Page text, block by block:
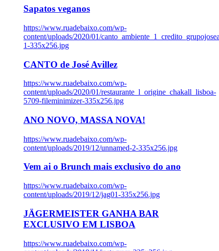
Sapatos veganos
https://www.ruadebaixo.com/wp-
content/uploads/2020/01/
1-335x256.jpg
CANTO de José Avillez
https://www.ruadebaixo.com/wp-
content/uploads/2020/01/restaurante_l_origine_chakall_lisboa-
5709-fileminimizer-335x256.jpg
ANO NOVO, MASSA NOVA!
https://www.ruadebaixo.com/wp-
content/uploads/2019/12/unnamed-2-335x256.jpg
Vem ai o Brunch mais exclusivo do ano
https://www.ruadebaixo.com/wp-
content/uploads/2019/12/jag01-335x256.jpg
JÄGERMEISTER GANHA BAR
EXCLUSIVO EM LISBOA
https://www.ruadebaixo.com/wp-